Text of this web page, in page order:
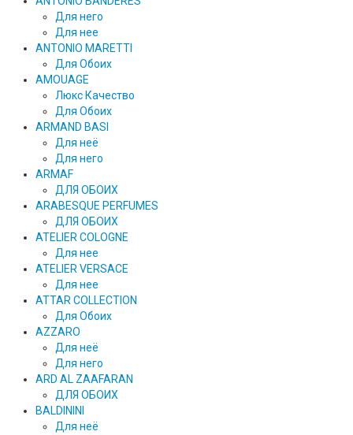
Для него
Для нее
ANTONIO MARETTI
Для Обоих
AMOUAGE
Люкс Качество
Для Обоих
ARMAND BASI
Для неё
Для него
ARMAF
ДЛЯ ОБОИХ
ARABESQUE PERFUMES
ДЛЯ ОБОИХ
ATELIER COLOGNE
Для нее
ATELIER VERSACE
Для нее
ATTAR COLLECTION
Для Обоих
AZZARO
Для неё
Для него
ARD AL ZAAFARAN
ДЛЯ ОБОИХ
BALDININI
Для неё